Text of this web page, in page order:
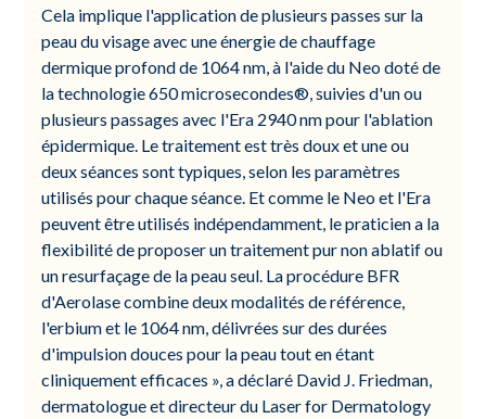
Cela implique l'application de plusieurs passes sur la
peau du visage avec une énergie de chauffage
dermique profond de 1064 nm, à l'aide du Neo doté de
la technologie 650 microsecondes®, suivies d'un ou
plusieurs passages avec l'Era 2940 nm pour l'ablation
épidermique. Le traitement est très doux et une ou
deux séances sont typiques, selon les paramètres
utilisés pour chaque séance. Et comme le Neo et l'Era
peuvent être utilisés indépendamment, le praticien a la
flexibilité de proposer un traitement pur non ablatif ou
un resurfaçage de la peau seul. La procédure BFR
d'Aerolase combine deux modalités de référence,
l'erbium et le 1064 nm, délivrées sur des durées
d'impulsion douces pour la peau tout en étant
cliniquement efficaces », a déclaré David J. Friedman,
dermatologue et directeur du Laser for Dermatology